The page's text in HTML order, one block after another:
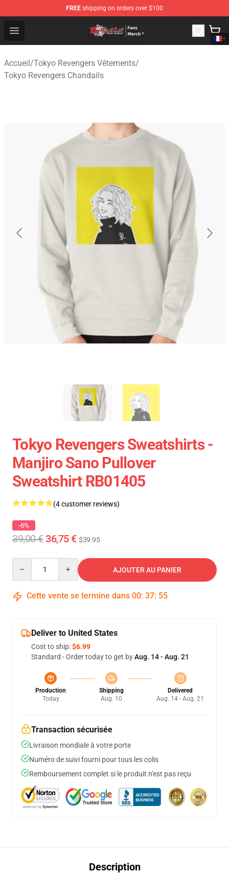
FREE shipping on orders over $100
Open menu
Tokyo Revengers Store - Official Tokyo Revengers
Accueil/Tokyo Revengers Vêtements/
Tokyo Revengers Chandails
Tokyo Revengers Sweatshirts -
Manjiro Sano Pullover
Sweatshirt RB01405
(4 customer reviews)
-6%
39,00 €36,75 € $39.95
AJOUTER AU PANIER
Cette vente se termine dans 00: 37: 54
Deliver to United States
Cost to ship:$6.99
Standard - Order today to get byAug. 14 - Aug. 21
Production
Today
Shipping
Aug. 10
Delivered
Aug. 14 - Aug. 21
Transaction sécurisée
Livraison mondiale à votre porte
Numéro de suivi fourni pour tous les colis
Remboursement complet si le produit n'est pas reçu
Description